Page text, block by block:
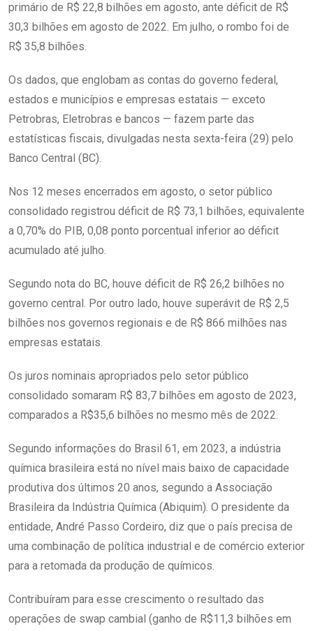
primário de R$ 22,8 bilhões em agosto, ante déficit de R$
30,3 bilhões em agosto de 2022. Em julho, o rombo foi de
R$ 35,8 bilhões.
Os dados, que englobam as contas do governo federal,
estados e municípios e empresas estatais — exceto
Petrobras, Eletrobras e bancos — fazem parte das
estatísticas fiscais, divulgadas nesta sexta-feira (29) pelo
Banco Central (BC).
Nos 12 meses encerrados em agosto, o setor público
consolidado registrou déficit de R$ 73,1 bilhões, equivalente
a 0,70% do PIB, 0,08 ponto porcentual inferior ao déficit
acumulado até julho.
Segundo nota do BC, houve déficit de R$ 26,2 bilhões no
governo central. Por outro lado, houve superávit de R$ 2,5
bilhões nos governos regionais e de R$ 866 milhões nas
empresas estatais.
Os juros nominais apropriados pelo setor público
consolidado somaram R$ 83,7 bilhões em agosto de 2023,
comparados a R$35,6 bilhões no mesmo mês de 2022.
Segundo informações do Brasil 61, em 2023, a indústria
química brasileira está no nível mais baixo de capacidade
produtiva dos últimos 20 anos, segundo a Associação
Brasileira da Indústria Química (Abiquim). O presidente da
entidade, André Passo Cordeiro, diz que o país precisa de
uma combinação de política industrial e de comércio exterior
para a retomada da produção de químicos.
Contribuíram para esse crescimento o resultado das
operações de swap cambial (ganho de R$11,3 bilhões em